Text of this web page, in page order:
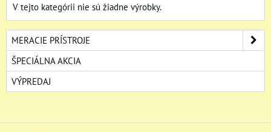
V tejto kategórii nie sú žiadne výrobky.
MERACIE PRÍSTROJE
ŠPECIÁLNA AKCIA
VÝPREDAJ